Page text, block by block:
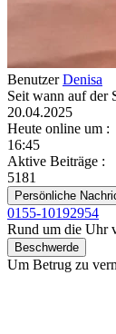
BenutzerDenisa
Seit wann auf der
20.04.2025
Heute online um :
16:45
Aktive Beiträge :
5181
Persönliche
0155-10192954
Rund um die Uhr
Beschwerde
Um Betrug zu